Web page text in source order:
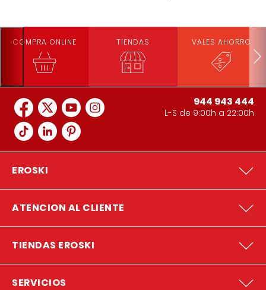
COMPRA ONLINE TIENDAS VALES AHORRO
944 943 444
L-S de 9:00h a 22:00h
EROSKI
ATENCION AL CLIENTE
TIENDAS EROSKI
SERVICIOS